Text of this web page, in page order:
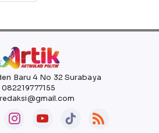
Baru 4 No 32 Surabaya
082219777155